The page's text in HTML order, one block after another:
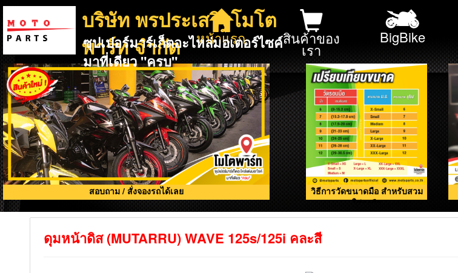
บริษัท พรประเสริฐโมโต
พาร์ท จำกัด
ซุปเปอร์มาร์เก็ตอะไหล่มอเตอร์ไซค์
มาที่เดียว "ครบ"
หน้าแรก สินค้าของ
เรา
BigBike
สอบถาม / สั่งจองรถได้เลย
วิธีการวัดขนาดมือ สำหรับสวม
ใส่ถุงมือ
ดุมหน้าดิส (MUTARRU) WAVE 125s/125i คละสี